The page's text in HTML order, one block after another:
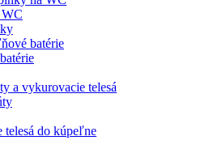
batérie
a vykurovacie telesá
telesá do kúpeľne